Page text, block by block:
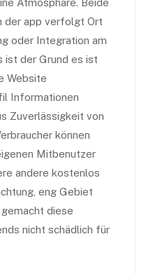
Atmosphäre. Beide
der app verfolgt Ort
oder Integration am
ist der Grund es ist
Website
Informationen
Zuverlässigkeit von
können
Mitbenutzer
andere kostenlos
eng Gebiet
diese
nicht schädlich für